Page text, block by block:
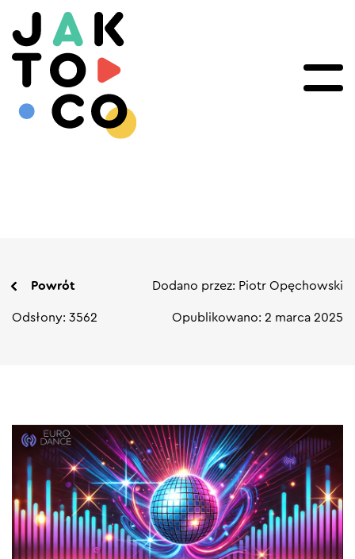
Powrót Dodano przez: Piotr Opęchowski
Odsłony: 3562 Opublikowano: 2 marca 2025